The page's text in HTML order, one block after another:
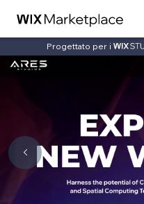
Progettato per i